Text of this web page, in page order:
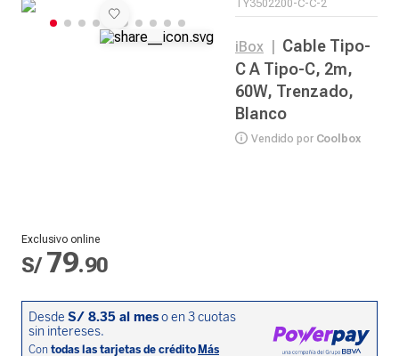
TY3502200-C-C-2
iBox
Cable Tipo-
C A Tipo-C, 2m,
60W, Trenzado,
Blanco
Vendido por Coolbox
Exclusivo online
S/ 79.90